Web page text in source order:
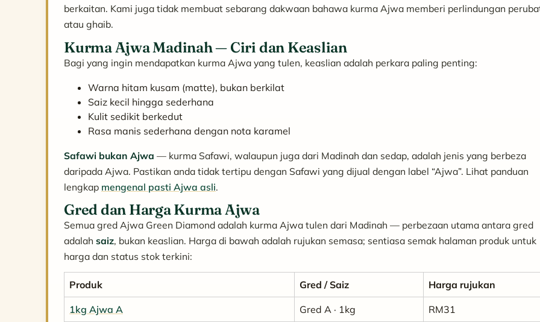
berkaitan. Kami juga tidak membuat sebarang dakwaan bahawa kurma Ajwa memberi perlindungan
atau ghaib.
Kurma Ajwa Madinah — Ciri dan Keaslian
Bagi yang ingin mendapatkan kurma Ajwa yang tulen, keaslian adalah perkara paling penting:
Warna hitam kusam (matte), bukan berkilat
Saiz kecil hingga sederhana
Kulit sedikit berkedut
Rasa manis sederhana dengan nota karamel
Safawi bukan Ajwa — kurma Safawi, walaupun juga dari Madinah dan sedap, adalah jenis yang berbeza
daripada Ajwa. Pastikan anda tidak tertipu dengan Safawi yang dijual dengan label “Ajwa”. Lihat panduan
lengkap mengenal pasti Ajwa asli.
Gred dan Harga Kurma Ajwa
Semua gred Ajwa Green Diamond adalah kurma Ajwa tulen dari Madinah — perbezaan utama antara gred
adalah saiz, bukan keaslian. Harga di bawah adalah rujukan semasa; sentiasa semak halaman produk untuk
harga dan status stok terkini:
Produk Gred / Saiz Harga rujukan
1kg Ajwa A Gred A · 1kg RM31